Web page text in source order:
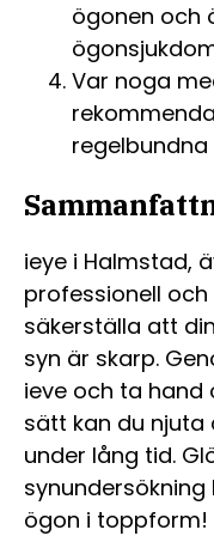
ögonen och
Var noga
ieye i Halmstad,
professionell
säkerställa att
syn är skarp.
ieve och ta
sätt kan du njuta
under lång tid.
ögon i toppform!